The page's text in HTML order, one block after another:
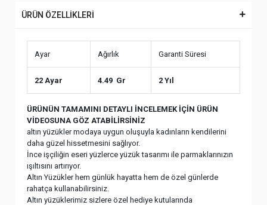
ÜRÜN ÖZELLİKLERİ
Ayar Ağırlık Garanti Süresi
22 Ayar 4.49 Gr 2 Yıl
ÜRÜNÜN TAMAMINI DETAYLI İNCELEMEK İÇİN ÜRÜN
VİDEOSUNA GÖZ ATABİLİRSİNİZ
altın yüzükler modaya uygun oluşuyla kadınların kendilerini
daha güzel hissetmesini sağlıyor.
İnce işçiliğin eseri yüzlerce yüzük tasarımı ile parmaklarınızın
ışıltısını artırıyor.
Altın Yüzükler hem günlük hayatta hem de özel günlerde
rahatça kullanabilirsiniz.
Altın yüzüklerimiz sizlere özel hediye kutularında